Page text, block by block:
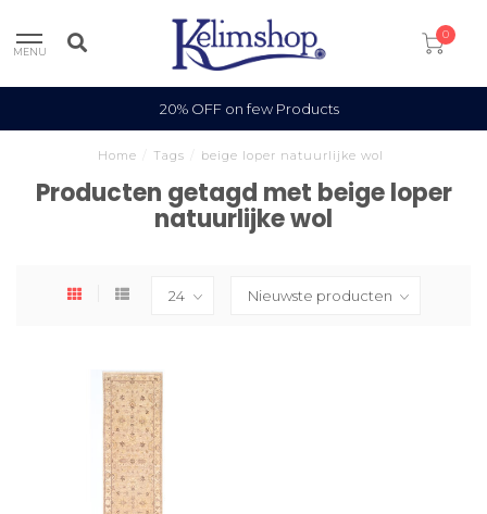
MENU
0
20% OFF on few Products
Home Tags beige loper natuurlijke wol
Producten getagd met beige loper
natuurlijke wol